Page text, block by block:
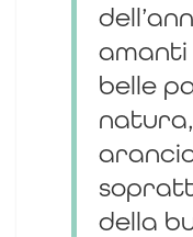
amanti
belle
della